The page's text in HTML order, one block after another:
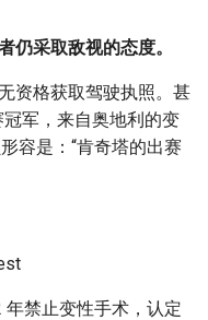
仍采取敌视的态度。
资格获取驾驶执照。甚
军，来自奥地利的变
容是：“肯奇塔的出赛
禁止变性手术，认定